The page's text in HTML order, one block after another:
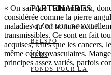
PARTENAIRES
ACADÉMIE ROYALE
BELSPO
FNRS
FONDS POUR LA
« On sait que l’alimentation,
considérée comme la pierre
maladies qu’on nomme
transmissibles. Ce sont en fait
acquises, telles que les cancers,
même cérébrovasculaires.
principes assez variés, parfois